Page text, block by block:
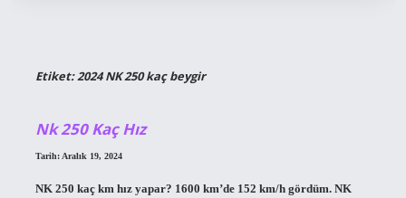
Etiket:2024 NK 250 kaç beygir
Nk 250 Kaç Hız
Tarih: Aralık 19, 2024
NK 250 kaç km hız yapar? 1600 km’de 152 km/h gördüm. NK